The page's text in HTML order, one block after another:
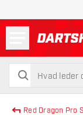
søg
søg
Red Dragon Pro